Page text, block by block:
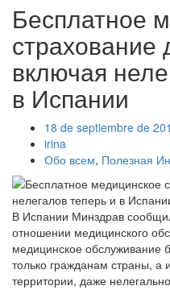
Бесплатное
страхование
включая
в Испании
18 de septiembre de
irina
Обо всем, Полезная
В Испании Минздрав
отношении медицинского
медицинское обслуживание
только гражданам страны, а
территории, даже